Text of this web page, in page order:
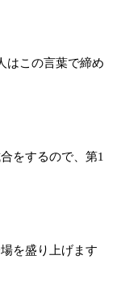
はこの言葉で締め
をするので、第1
を盛り上げます